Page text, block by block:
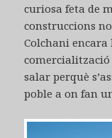
curiosa feta de
construccions
Colchani
comercialització
salar perquè
poble a on fan